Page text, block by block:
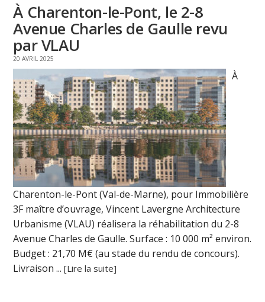
À Charenton-le-Pont, le 2-8
Avenue Charles de Gaulle revu
par VLAU
20 AVRIL 2025
À
Charenton-le-Pont (Val-de-Marne), pour Immobilière
3F maître d’ouvrage, Vincent Lavergne Architecture
Urbanisme (VLAU) réalisera la réhabilitation du 2-8
Avenue Charles de Gaulle. Surface : 10 000 m² environ.
Budget : 21,70 M€ (au stade du rendu de concours).
Livraison ...[Lire la suite]